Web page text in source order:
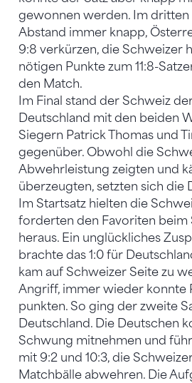
gewonnen werden. Im dritten
Abstand immer knapp,
9:8 verkürzen, die Schweizer
nötigen Punkte zum 11:8-
den Match.
Im Final stand der Schweiz
Deutschland mit den beiden
Siegern Patrick Thomas und
gegenüber. Obwohl die
Abwehrleistung zeigten und
überzeugten, setzten sich die
Im Startsatz hielten die
forderten den Favoriten beim
heraus. Ein unglückliches
brachte das 1:0 für
kam auf Schweizer Seite zu
Angriff, immer wieder konnte
punkten. So ging der zweite
Deutschland. Die Deutschen
Schwung mitnehmen und
mit 9:2 und 10:3, die
Matchbälle abwehren. Die